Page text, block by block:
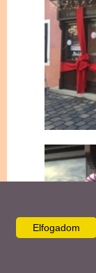
Elfogadom